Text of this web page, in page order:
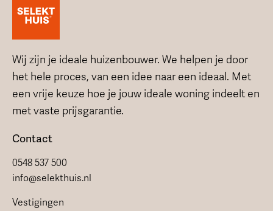
Wij zijn je ideale huizenbouwer. We helpen je door
het hele proces, van een idee naar een ideaal. Met
een vrije keuze hoe je jouw ideale woning indeelt en
met vaste prijsgarantie.
Contact
0548 537 500
info@selekthuis.nl
Vestigingen